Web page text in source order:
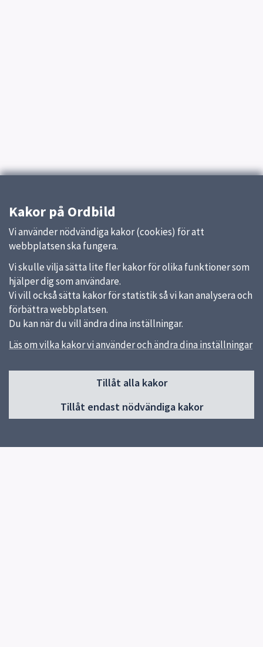
Kakor på Ordbild
Vi använder nödvändiga kakor (cookies) för att
webbplatsen ska fungera.
Vi skulle vilja sätta lite fler kakor för olika funktioner som
hjälper dig som användare.
Vi vill också sätta kakor för statistik så vi kan analysera och
förbättra webbplatsen.
Du kan när du vill ändra dina inställningar.
Läs om vilka kakor vi använder och ändra dina inställningar
Tillåt alla kakor
Tillåt endast nödvändiga kakor
Sidfot